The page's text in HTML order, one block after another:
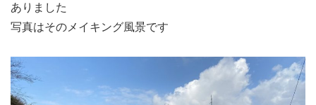
ありました
写真はそのメイキング風景です